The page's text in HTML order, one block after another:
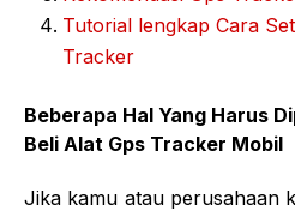
Tutorial lengkap Cara
Tracker
Beberapa Hal Yang Harus
Beli Alat Gps Tracker Mobil
Jika kamu atau perusahaan